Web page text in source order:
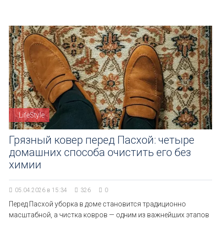
LifeStyle
Грязный ковер перед Пасхой: четыре
домашних способа очистить его без
химии
05.04.2026 в 15:34 326 0
Перед Пасхой уборка в доме становится традиционно
масштабной, а чистка ковров — одним из важнейших этапов